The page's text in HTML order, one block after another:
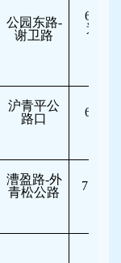
公园东路-
谢卫路
6:30-
逆向
沪青平公
路口
6:30-
漕盈路-外
青松公路
7:30-